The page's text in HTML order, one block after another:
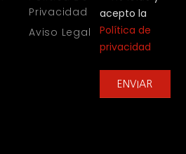
Privacidad
Aviso Legal
acepto la
Política de
privacidad
ENVIAR